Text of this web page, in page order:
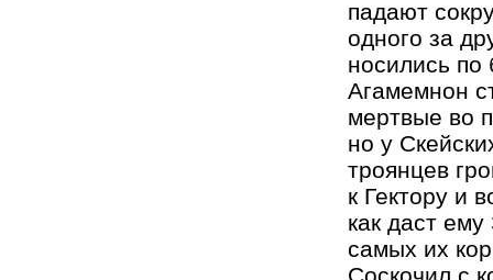
падают
одного за
носились
Агамемнон
мертвые во
но у
троянцев
к Гектору и
как даст
самых их